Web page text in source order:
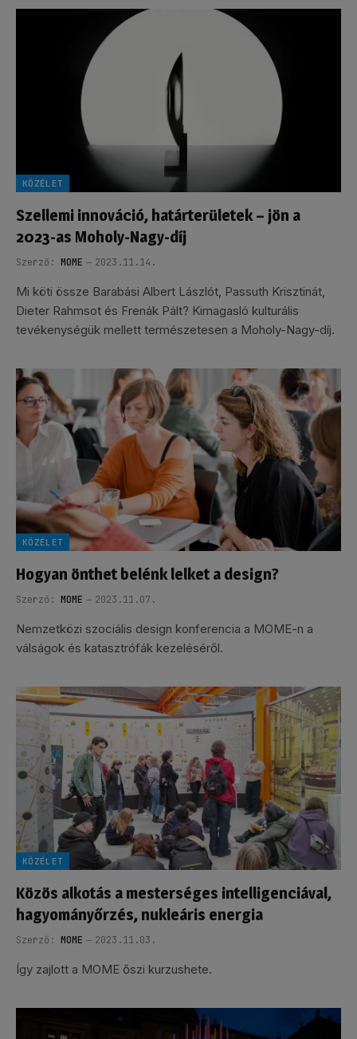
KÖZÉLET
Szellemi innováció, határterületek – jön a
2023-as Moholy-Nagy-díj
Szerző: MOME 2023.11.14.
Mi köti össze Barabási Albert Lászlót, Passuth Krisztinát,
Dieter Rahmsot és Frenák Pált? Kimagasló kulturális
tevékenységük mellett természetesen a Moholy-Nagy-díj.
KÖZÉLET
Hogyan önthet belénk lelket a design?
Szerző: MOME 2023.11.07.
Nemzetközi szociális design konferencia a MOME-n a
válságok és katasztrófák kezeléséről.
KÖZÉLET
Közös alkotás a mesterséges intelligenciával,
hagyományőrzés, nukleáris energia
Szerző: MOME 2023.11.03.
Így zajlott a MOME őszi kurzushete.